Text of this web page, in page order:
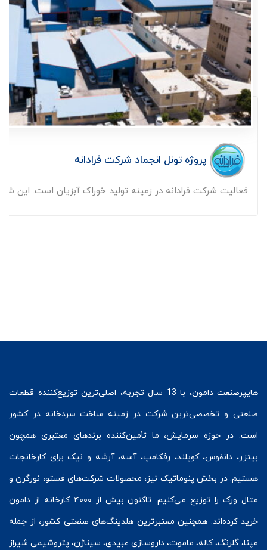
پروژه تونل انجماد شرکت فرادانه
فعالیت شرکت فرادانه در زمینه تولید خوراک آبزیان است. این
هایپرصنعت
دامون، با 13 سال تجربه، اصلی‌ترین توزیع‌کننده قطعات
صنعتی و تخصصی‌ترین شرکت در زمینه ساخت سردخانه در کشور
است. در حوزه سرمایش، ما تأمین‌کننده برندهای معتبری همچون
بیتزر، دانفوس،کوپلند، رفکامپ، آسه، آرشه و نیک برای کارخانجات
هستیم. در بخش پنوماتیک نیز، محصولات شرکت‌های فستو، نورگرن و
متال ورک
را توزیع می‌کنیم. تاکنون بیش از ۴۰۰۰ کارخانه از دامون
خرید کرده‌اند. همچنین معتبرترین هلدینگ‌های صنعتی کشور، از جمله
مپنا، گلرنگ، کاله، ماموت، داروسازی عبیدی، سیناژن، پتروشیمی شیراز